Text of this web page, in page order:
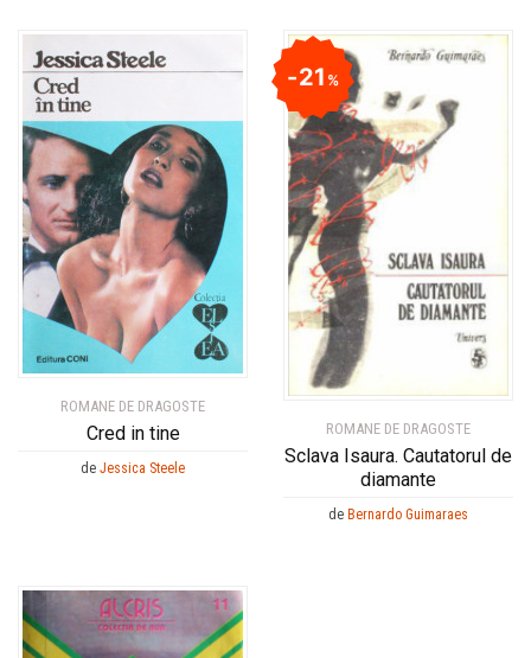
ROMANE DE DRAGOSTE
Cred in tine
de Jessica Steele
ROMANE DE DRAGOSTE
Sclava Isaura. Cautatorul de
diamante
21%
de Bernardo Guimaraes